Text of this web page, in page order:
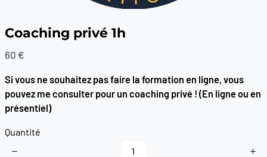
Coaching privé 1h
N
w
60 €
Si vous ne souhaitez pas faire la formation en ligne, vous
pouvez me consulter pour un coaching privé ! (En ligne ou en
présentiel)
Quantité